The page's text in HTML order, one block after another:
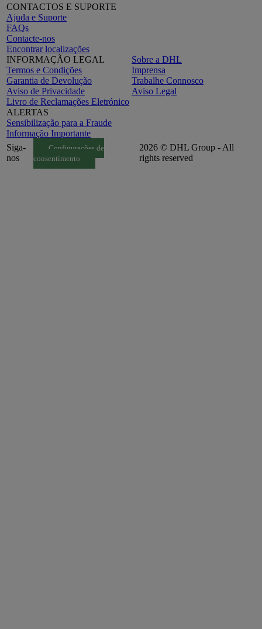
CONTACTOS E SUPORTE
Ajuda e Suporte
FAQs
Contacte-nos
Encontrar localizações
INFORMAÇÃO LEGAL
Termos e Condições
Garantia de Devolução
Aviso de Privacidade
Livro de Reclamações Eletrónico
ALERTAS
Sensibilização para a Fraude
Informação Importante
Sobre a DHL
Imprensa
Trabalhe Connosco
Aviso Legal
Siga-
nos
Configurações de
consentimento
2026 © DHL Group - All
rights reserved